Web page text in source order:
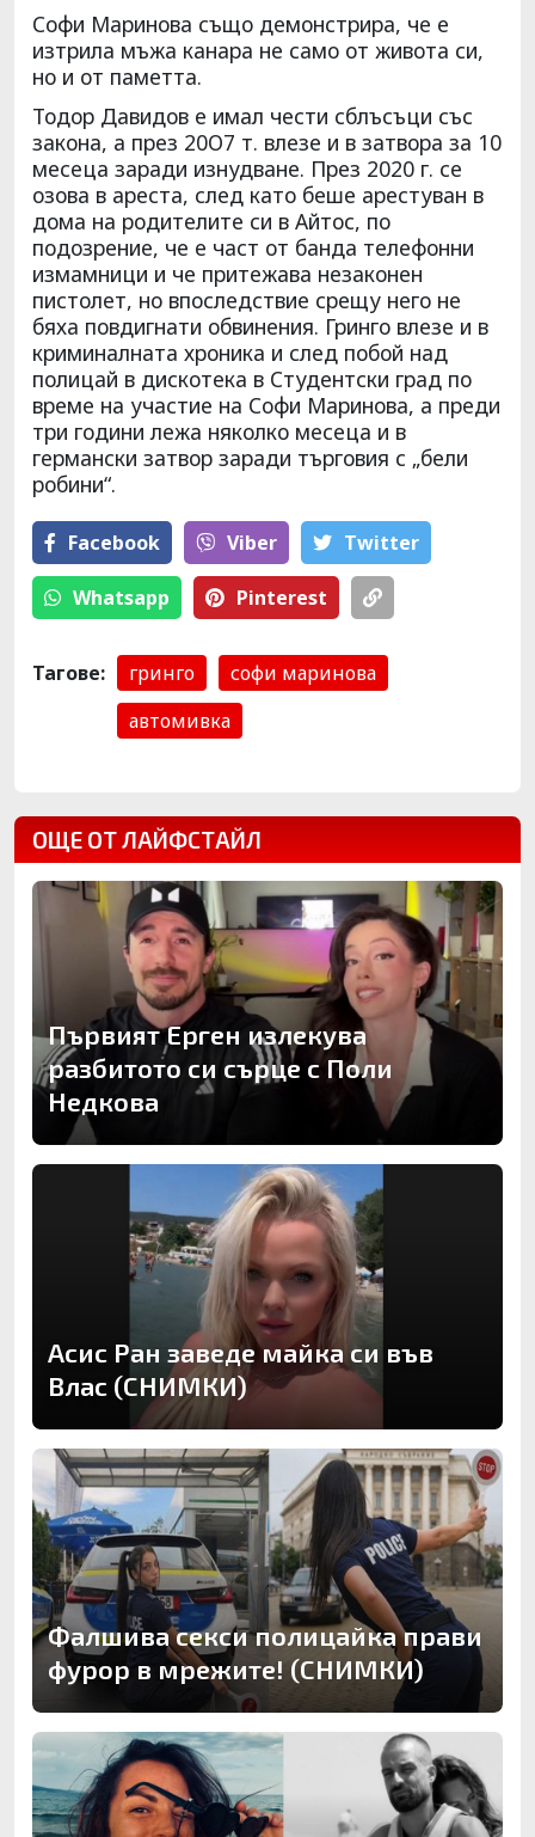
Софи Маринова също демонстрира, че е
изтрила мъжа канара не само от живота си,
но и от паметта.
Тодор Давидов е имал чести сблъсъци със
закона, а през 20О7 т. влезе и в затвора за 10
месеца заради изнудване. През 2020 г. се
озова в ареста, след като беше арестуван в
дома на родителите си в Айтос, по
подозрение, че е част от банда телефонни
измамници и че притежава незаконен
пистолет, но впоследствие срещу него не
бяха повдигнати обвинения. Гринго влезе и в
криминалната хроника и след побой над
полицай в дискотека в Студентски град по
време на участие на Софи Маринова, а преди
три години лежа няколко месеца и в
германски затвор заради търговия с „бели
робини“.
Facebook Viber Тwitter
Whatsapp Pinterest
Тагове: гринго
софи маринова
автомивка
ОЩЕ ОТ ЛАЙФСТАЙЛ
Първият Ерген излекува
разбитото си сърце с Поли
Недкова
Асис Ран заведе майка си във
Влас (СНИМКИ)
Фалшива секси полицайка прави
фурор в мрежите! (СНИМКИ)